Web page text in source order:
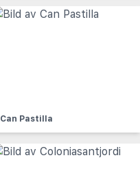
Can Pastilla